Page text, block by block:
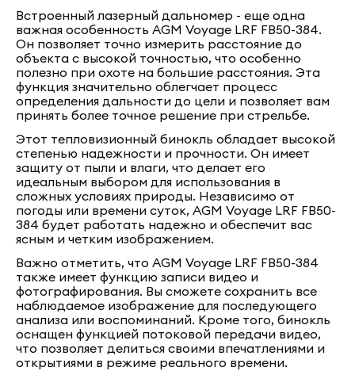
Встроенный лазерный дальномер - еще одна
важная особенность AGM Voyage LRF FB50-384.
Он позволяет точно измерить расстояние до
объекта с высокой точностью, что особенно
полезно при охоте на большие расстояния. Эта
функция значительно облегчает процесс
определения дальности до цели и позволяет вам
принять более точное решение при стрельбе.
Этот тепловизионный бинокль обладает высокой
степенью надежности и прочности. Он имеет
защиту от пыли и влаги, что делает его
идеальным выбором для использования в
сложных условиях природы. Независимо от
погоды или времени суток, AGM Voyage LRF FB50-
384 будет работать надежно и обеспечит вас
ясным и четким изображением.
Важно отметить, что AGM Voyage LRF FB50-384
также имеет функцию записи видео и
фотографирования. Вы сможете сохранить все
наблюдаемое изображение для последующего
анализа или воспоминаний. Кроме того, бинокль
оснащен функцией потоковой передачи видео,
что позволяет делиться своими впечатлениями и
открытиями в режиме реального времени.